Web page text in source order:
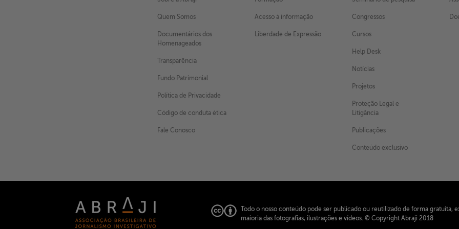
Quem Somos
Documentários dos
Homenageados
Transparência
Fundo Patrimonial
Política de Privacidade
Código de conduta ética
Fale Conosco
Acesso à informação
Liberdade de Expressão
Congressos
Cursos
Help Desk
Notícias
Projetos
Proteção Legal e
Litigância
Publicações
Conteúdo exclusivo
Todo o nosso conteúdo pode ser publicado ou reutilizado de forma gratuita,
maioria das fotografias, ilustrações e vídeos. © Copyright Abraji 2018